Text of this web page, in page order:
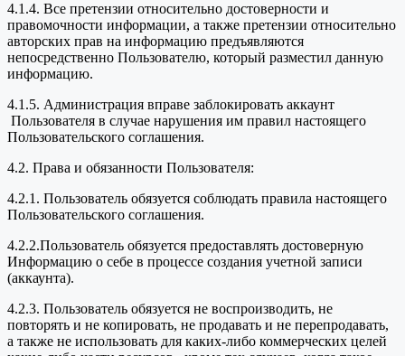
4.1.4. Все претензии относительно достоверности и
правомочности информации, а также претензии относительно
авторских прав на информацию предъявляются
непосредственно Пользователю, который разместил данную
информацию.
4.1.5. Администрация вправе заблокировать аккаунт
Пользователя в случае нарушения им правил настоящего
Пользовательского соглашения.
4.2. Права и обязанности Пользователя:
4.2.1. Пользователь обязуется соблюдать правила настоящего
Пользовательского соглашения.
4.2.2.Пользователь обязуется предоставлять достоверную
Информацию о себе в процессе создания учетной записи
(аккаунта).
4.2.3. Пользователь обязуется не воспроизводить, не
повторять и не копировать, не продавать и не перепродавать,
а также не использовать для каких-либо коммерческих целей